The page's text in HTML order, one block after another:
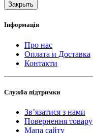
Закрыть
Інформація
Про нас
Оплата и Доставка
Контакти
Служба підтримки
Зв’язатися з нами
Повернення товару
Мапа сайту